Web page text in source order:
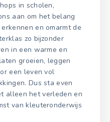
in scholen,
aan om het belang
en omarmt de
zo bijzonder
in een warme en
groeien, leggen
een leven vol
Dus sta even
alleen het verleden en
van kleuteronderwijs